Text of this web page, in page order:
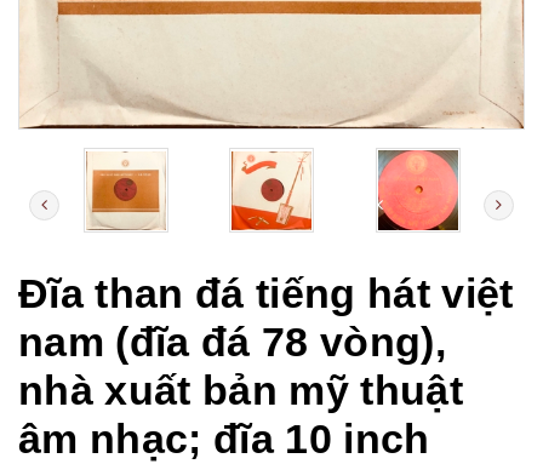
Đĩa than đá tiếng hát việt
nam (đĩa đá 78 vòng),
nhà xuất bản mỹ thuật
âm nhạc; đĩa 10 inch